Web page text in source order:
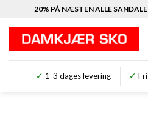
indhold
20% PÅ NÆSTEN ALLE
✓ 1-3 dages levering ✓